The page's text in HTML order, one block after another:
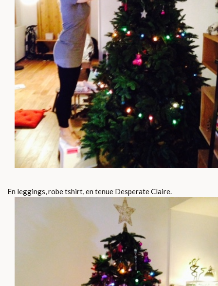
En leggings, robe tshirt, en tenue Desperate Claire.